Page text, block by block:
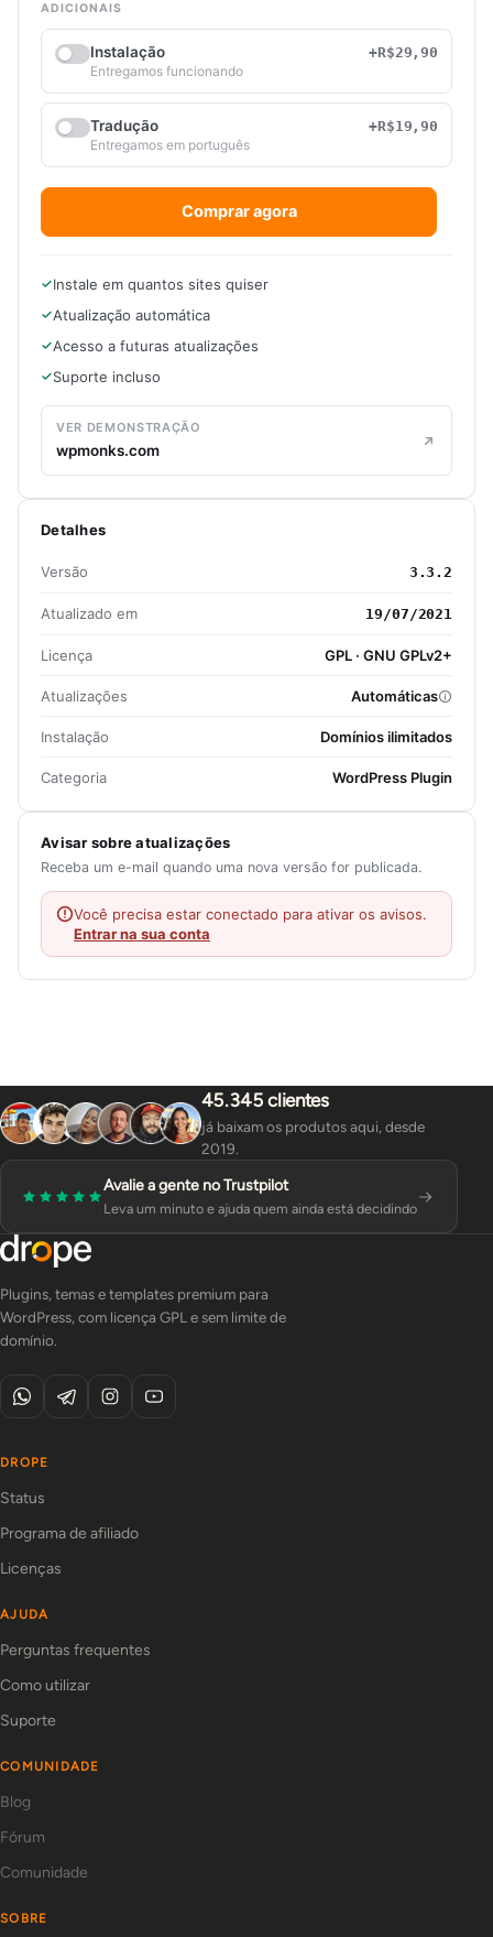
ADICIONAIS
Instalação
+R$29,90
Entregamos funcionando
Tradução
+R$19,90
Entregamos em português
Comprar agora
Instale em quantos sites quiser
Atualização automática
Acesso a futuras atualizações
Suporte incluso
VER DEMONSTRAÇÃO
wpmonks.com
Detalhes
Versão 3.3.2
Atualizado em 19/07/2021
Licença GPL · GNU GPLv2+
Atualizações Automáticas
Instalação Domínios ilimitados
Categoria WordPress Plugin
Avisar sobre atualizações
Receba um e-mail quando uma nova versão for publicada.
Você precisa estar conectado para ativar os avisos.
Entrar na sua conta
45.345 clientes
já baixam os produtos aqui, desde
2019.
Avalie a gente no Trustpilot
Leva um minuto e ajuda quem ainda está decidindo
Plugins, temas e templates premium para
WordPress, com licença GPL e sem limite de
domínio.
DROPE
Status
Programa de afiliado
Licenças
AJUDA
Perguntas frequentes
Como utilizar
Suporte
COMUNIDADE
Blog
Fórum
Comunidade
SOBRE